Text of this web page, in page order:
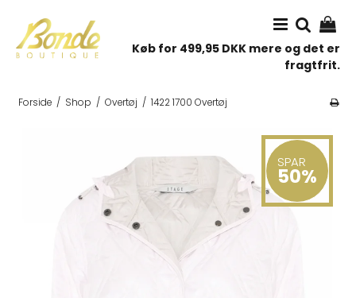
Køb for 499,95 DKK mere og det er
fragtfrit.
Forside / Shop / Overtøj / 1422 1700 Overtøj
SPAR
50%